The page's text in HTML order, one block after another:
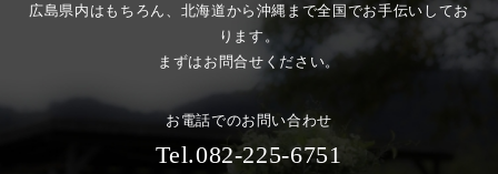
広島県内はもちろん、北海道から沖縄まで全国でお手伝いしてお
ります。
まずはお問合せください。
お電話でのお問い合わせ
Tel.082-225-6751